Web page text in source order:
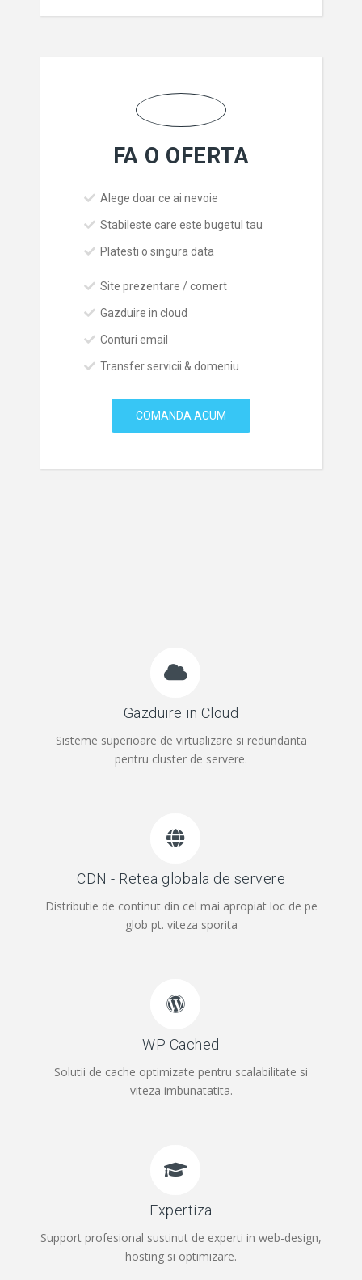
FA O OFERTA
Alege doar ce ai nevoie
Stabileste care este bugetul tau
Platesti o singura data
Site prezentare / comert
Gazduire in cloud
Conturi email
Transfer servicii & domeniu
COMANDA ACUM
Gazduire in Cloud
Sisteme superioare de virtualizare si redundanta
pentru cluster de servere.
CDN - Retea globala de servere
Distributie de continut din cel mai apropiat loc de pe
glob pt. viteza sporita
WP Cached
Solutii de cache optimizate pentru scalabilitate si
viteza imbunatatita.
Expertiza
Support profesional sustinut de experti in web-design,
hosting si optimizare.